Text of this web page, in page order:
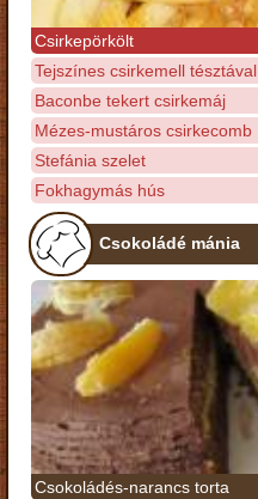
Csirkepörkölt
Tejszínes csirkemell tésztával
Baconbe tekert csirkemáj
Mézes-mustáros csirkecomb
Stefánia szelet
Fokhagymás hús
Csokoládé mánia
Csokoládés-narancs torta